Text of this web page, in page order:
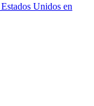
Unidos en